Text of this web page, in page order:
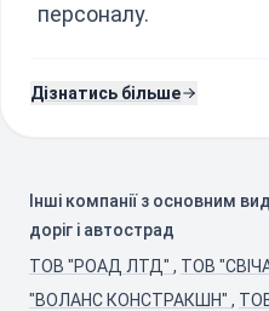
персоналу.
Дізнатись більше
Інші компанії з основним
доріг і автострад
ТОВ "РОАД ЛТД" , ТОВ
"ВОЛАНС КОНСТРАКШН" ,